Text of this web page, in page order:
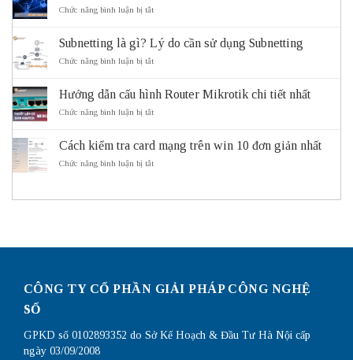
Vai
lợi
của
thống
thông
ITS
Chức năng bình luận bị tắtở
là
Mask
động
Subnetting là gì? Lý do cần sử dụng Subnetting
Chức năng bình luận bị tắtở
gì?
sử
dụng
Subnetting
Hướng dẫn cấu hình Router Mikrotik chi tiết nhất
Chức năng bình luận bị tắtở
cấu
Cách kiểm tra card mạng trên win 10 đơn giản nhất
Chức năng bình luận bị tắtở
tra
nhất
CÔNG TY CỔ PHẦN GIẢI PHÁP CÔNG NGHỆ
SỐ
GPKD số 0102893352 do Sở Kế Hoạch & Đầu Tư Hà Nội cấp
ngày 03/09/2008